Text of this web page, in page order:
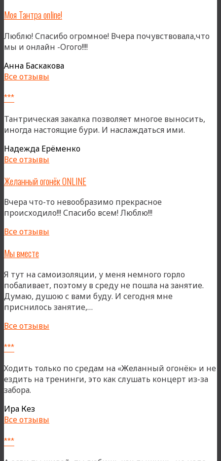
Моя Тантра online!
Люблю! Спасибо огромное! Вчера почувствовала,что
мы и онлайн -Огого!!!!
Анна Баскакова
Все отзывы
***
Тантрическая закалка позволяет многое выносить,
иногда настоящие бури. И наслаждаться ими.
Надежда Ерёменко
Все отзывы
Желанный огонёк ONLINE
Вчера что-то невообразимо прекрасное
происходило!!! Спасибо всем! Люблю!!!
Все отзывы
Мы вместе
Я тут на самоизоляции, у меня немного горло
побаливает, поэтому в среду не пошла на занятие.
Думаю, душою с вами буду. И сегодня мне
приснилось занятие,…
Все отзывы
***
Ходить только по средам на «Желанный огонёк» и не
ездить на тренинги, это как слушать концерт из-за
забора.
Ира Кез
Все отзывы
***